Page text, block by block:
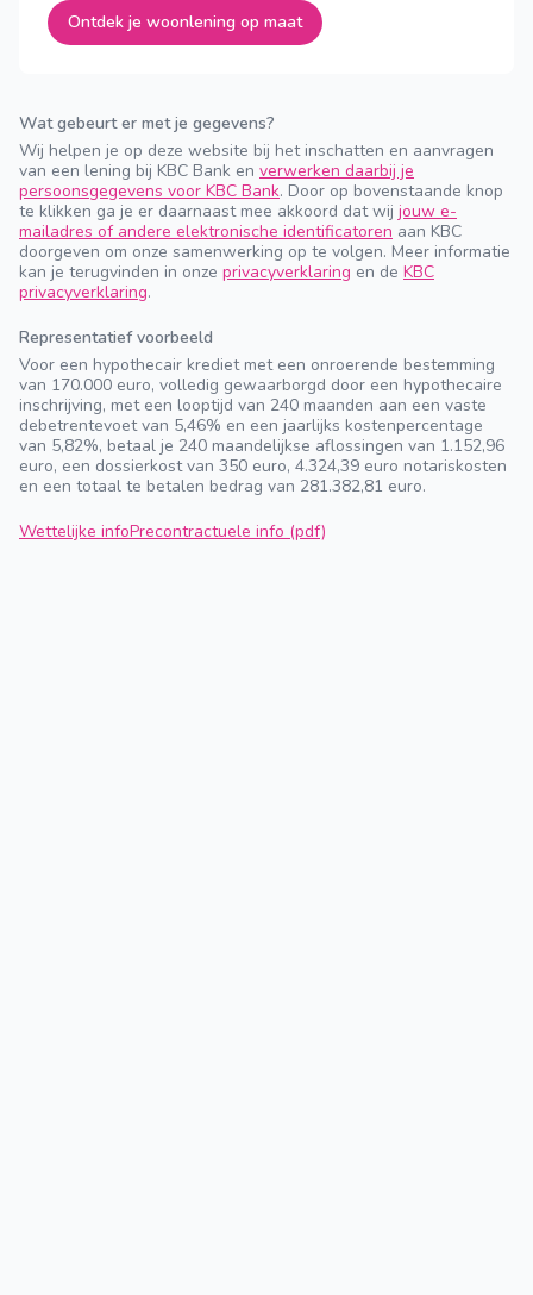
Ontdek je woonlening op maat
Wat gebeurt er met je gegevens?
Wij helpen je op deze website bij het inschatten en aanvragen
van een lening bij KBC Bank en verwerken daarbij je
persoonsgegevens voor KBC Bank. Door op bovenstaande knop
te klikken ga je er daarnaast mee akkoord dat wij jouw e-
mailadres of andere elektronische identificatoren aan KBC
doorgeven om onze samenwerking op te volgen. Meer informatie
kan je terugvinden in onze privacyverklaring en de KBC
privacyverklaring.
Representatief voorbeeld
Voor een hypothecair krediet met een onroerende bestemming
van 170.000 euro, volledig gewaarborgd door een hypothecaire
inschrijving, met een looptijd van 240 maanden aan een vaste
debetrentevoet van 5,46% en een jaarlijks kostenpercentage
van 5,82%, betaal je 240 maandelijkse aflossingen van 1.152,96
euro, een dossierkost van 350 euro, 4.324,39 euro notariskosten
en een totaal te betalen bedrag van 281.382,81 euro.
Wettelijke infoPrecontractuele info (pdf)